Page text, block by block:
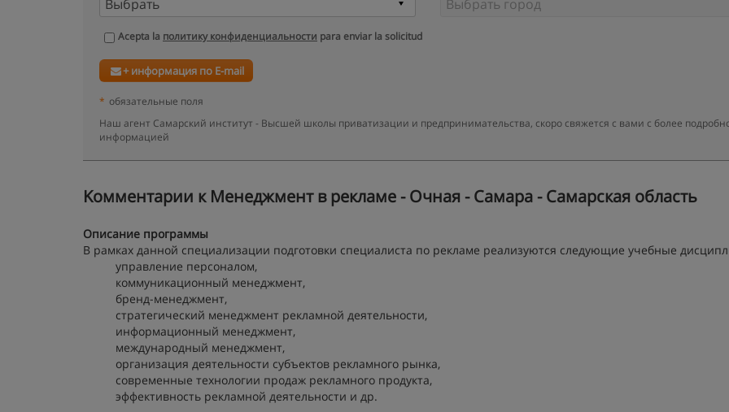
Acepta la политику конфиденциальности para enviar la solicitud
+ информация по E-mail
* обязательные поля
Наш агент Самарский институт - Высшей школы приватизации и предпринимательства, скоро свяжется с вами с более
информацией
Kомментарии к Менеджмент в рекламе - Очная - Самара - Самарская область
Описание программы
В рамках данной специализации подготовки специалиста по рекламе реализуются следующие учебные
управление персоналом,
коммуникационный менеджмент,
бренд-менеджмент,
стратегический менеджмент рекламной деятельности,
информационный менеджмент,
международный менеджмент,
организация деятельности субъектов рекламного рынка,
современные технологии продаж рекламного продукта,
эффективность рекламной деятельности и др.